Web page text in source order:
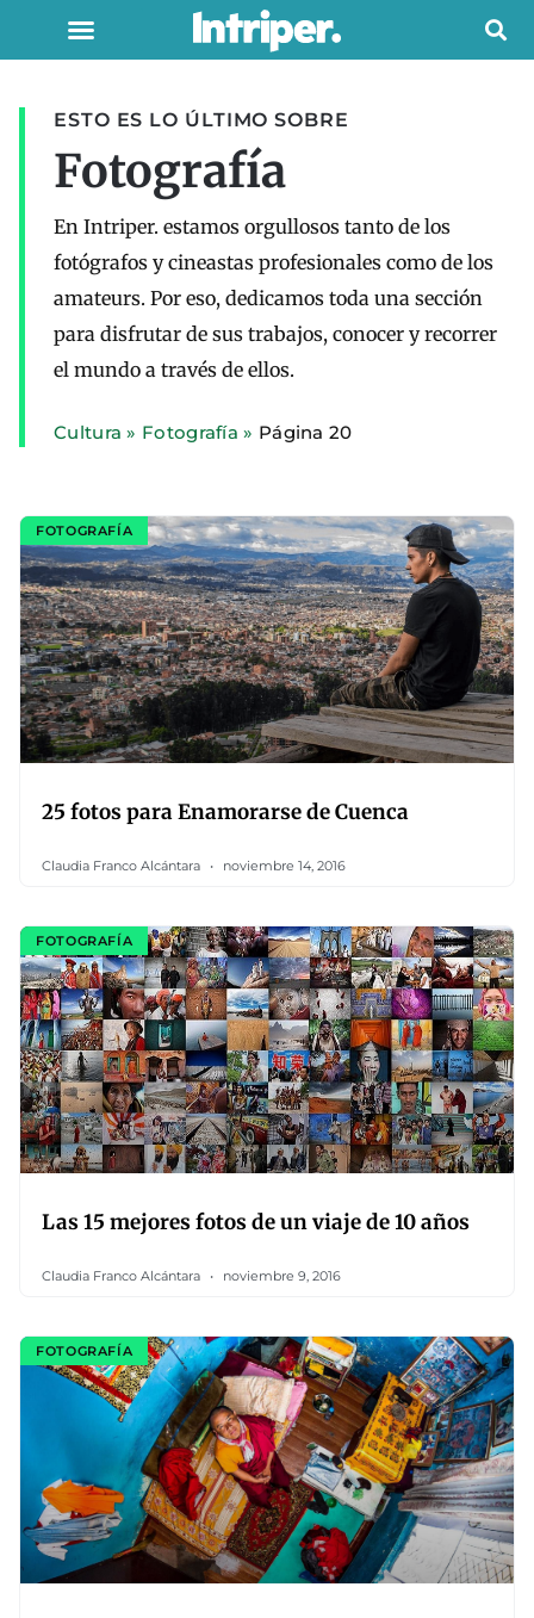
ESTO ES LO ÚLTIMO SOBRE
Fotografía
En Intriper. estamos orgullosos tanto de los
fotógrafos y cineastas profesionales como de los
amateurs. Por eso, dedicamos toda una sección
para disfrutar de sus trabajos, conocer y recorrer
el mundo a través de ellos.
Cultura » Fotografía » Página 20
FOTOGRAFÍA
25 fotos para Enamorarse de Cuenca
Claudia Franco Alcántara noviembre 14, 2016
FOTOGRAFÍA
Las 15 mejores fotos de un viaje de 10 años
Claudia Franco Alcántara noviembre 9, 2016
FOTOGRAFÍA